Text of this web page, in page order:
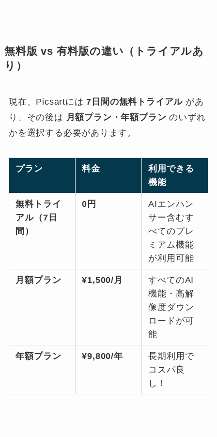
無料版 vs 有料版の違い（トライアルあ
り）
現在、Picsartには7日間の無料トライアル があ
り、その後は 月額プラン・年額プラン のいずれ
かを選択する必要があります。
プラン 料金
利用できる
機能
無料トライ
アル（7日
間）
0円
AIエンハン
サー含むす
べてのプレ
ミアム機能
が利用可能
月額プラン ¥1,500/月
すべてのAI
機能・高解
像度ダウン
ロードが可
能
年額プラン ¥9,800/年
長期利用で
コスパ良
し！